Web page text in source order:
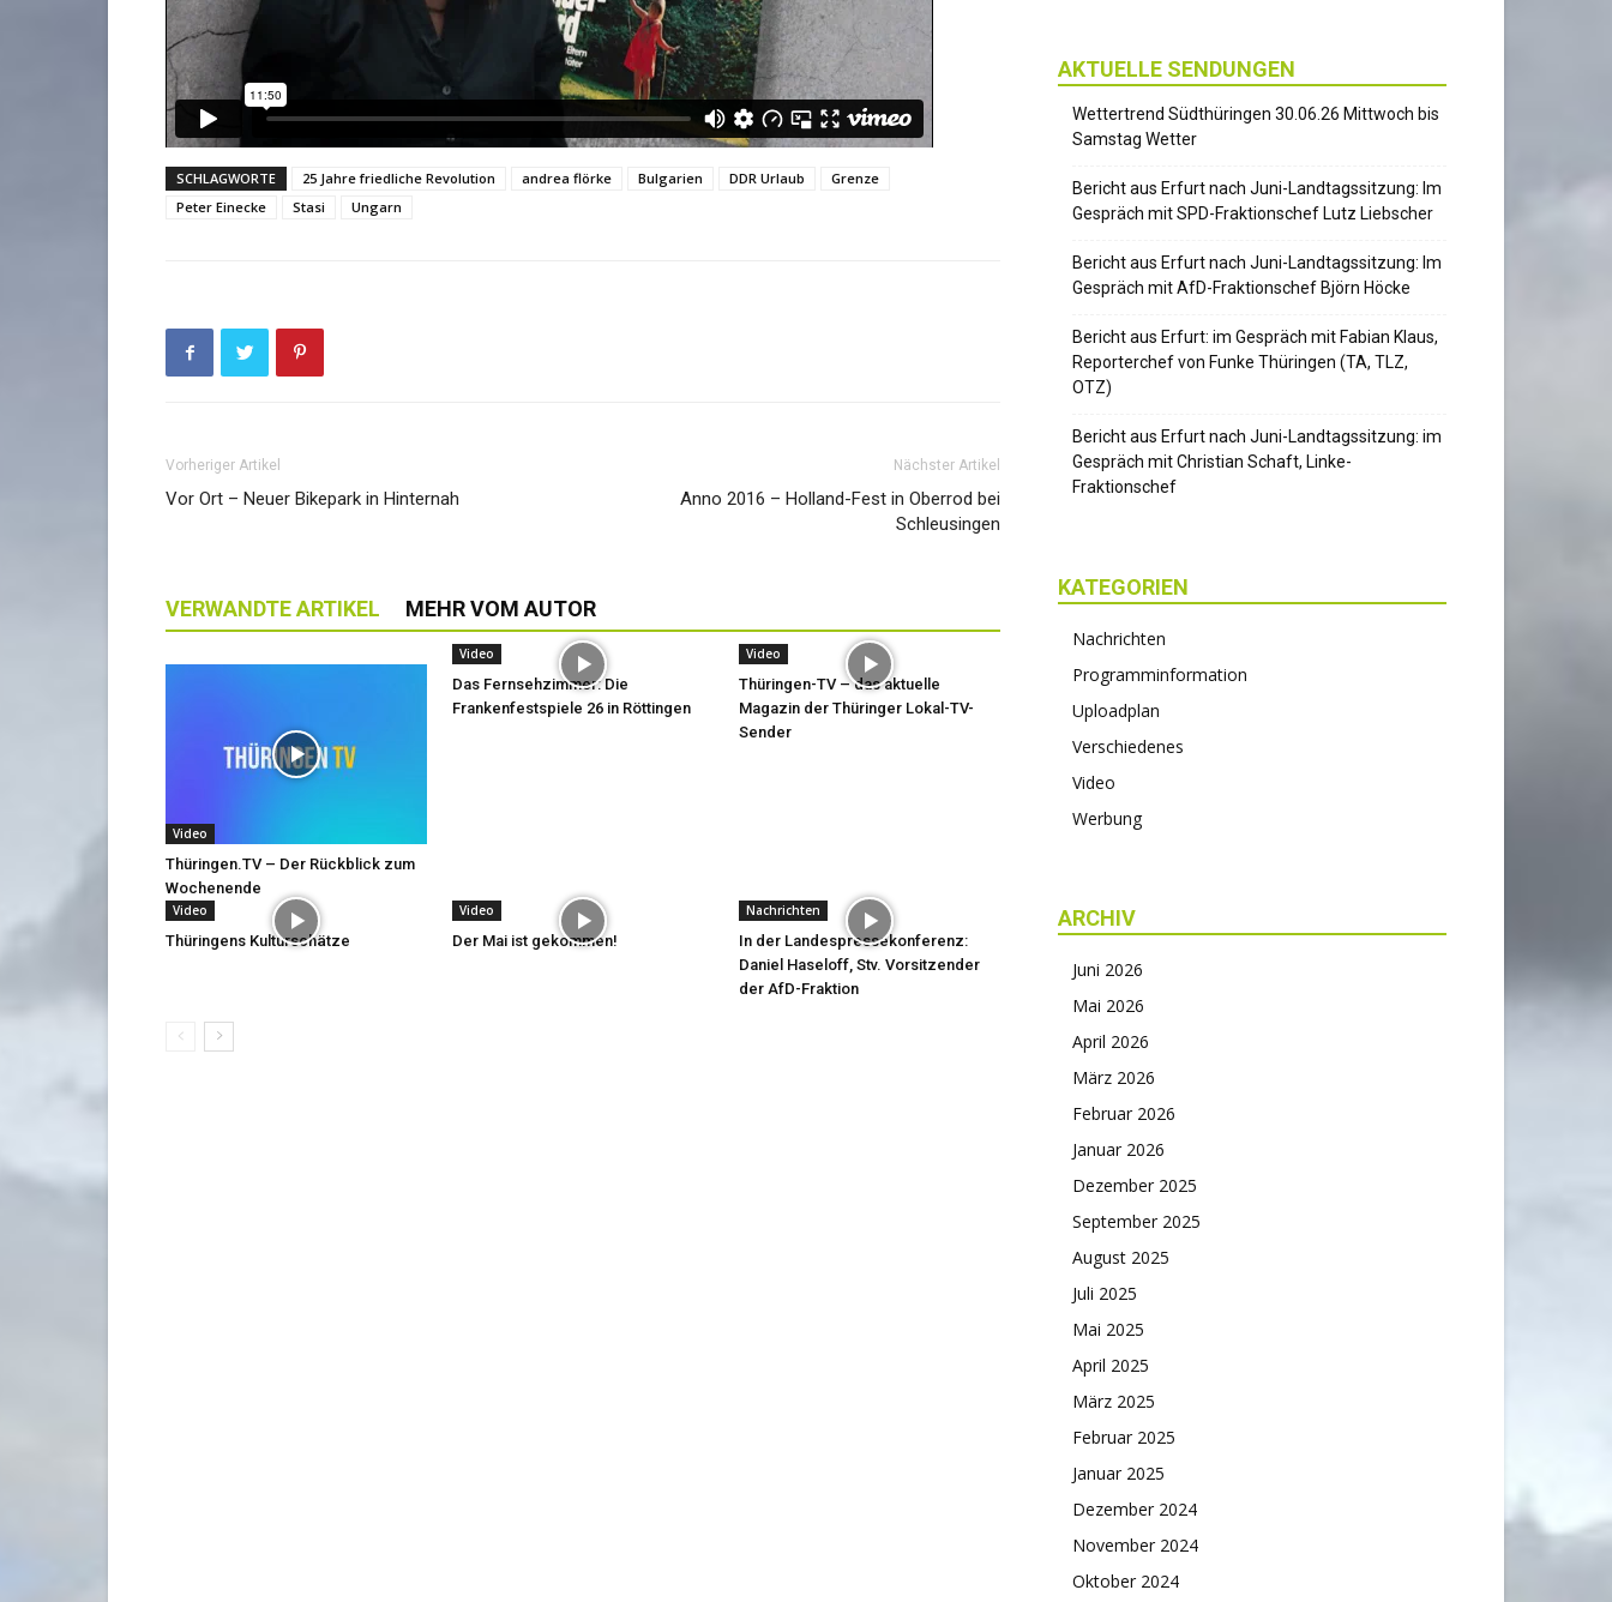
SCHLAGWORTE 25 Jahre friedliche Revolution andrea flörke Bulgarien DDR Urlaub
Grenze
Peter Einecke
Stasi Ungarn
Vorheriger Artikel
Vor Ort – Neuer Bikepark in Hinternah
Nächster Artikel
Anno 2016 – Holland-Fest in Oberrod bei
Schleusingen
VERWANDTE ARTIKEL MEHR VOM AUTOR
Video
Thüringen.TV – Der Rückblick zum
Wochenende
Video
Das Fernsehzimmer: Die
Frankenfestspiele 26 in Röttingen
Video
Thüringen-TV – das aktuelle
Magazin der Thüringer Lokal-TV-
Sender
Video
Thüringens Kulturschätze
Video
Der Mai ist gekommen!
Nachrichten
In der Landespressekonferenz:
Daniel Haseloff, Stv. Vorsitzender
der AfD-Fraktion
AKTUELLE SENDUNGEN
Wettertrend Südthüringen 30.06.26 Mittwoch bis
Samstag Wetter
Bericht aus Erfurt nach Juni-Landtagssitzung: Im
Gespräch mit SPD-Fraktionschef Lutz Liebscher
Bericht aus Erfurt nach Juni-Landtagssitzung: Im
Gespräch mit AfD-Fraktionschef Björn Höcke
Bericht aus Erfurt: im Gespräch mit Fabian Klaus,
Reporterchef von Funke Thüringen (TA, TLZ,
OTZ)
Bericht aus Erfurt nach Juni-Landtagssitzung: im
Gespräch mit Christian Schaft, Linke-
Fraktionschef
KATEGORIEN
Nachrichten
Programminformation
Uploadplan
Verschiedenes
Video
Werbung
ARCHIV
Juni 2026
Mai 2026
April 2026
März 2026
Februar 2026
Januar 2026
Dezember 2025
September 2025
August 2025
Juli 2025
Mai 2025
April 2025
März 2025
Februar 2025
Januar 2025
Dezember 2024
November 2024
Oktober 2024